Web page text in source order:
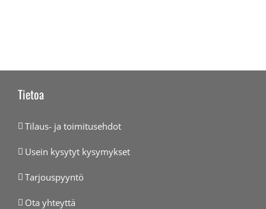
Tietoa
Tilaus- ja toimitusehdot
Usein kysytyt kysymykset
Tarjouspyyntö
Ota yhteyttä